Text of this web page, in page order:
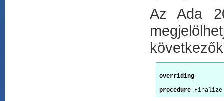
Az Ada
overriding
procedure